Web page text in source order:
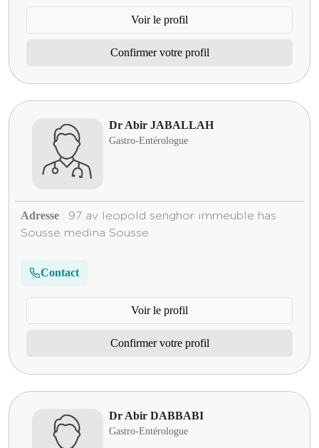
Voir le profil
Confirmer votre profil
Dr Abir JABALLAH
Gastro-Entérologue
Adresse : 97 av leopold senghor immeuble has
Sousse medina Sousse
Contact
Voir le profil
Confirmer votre profil
Dr Abir DABBABI
Gastro-Entérologue